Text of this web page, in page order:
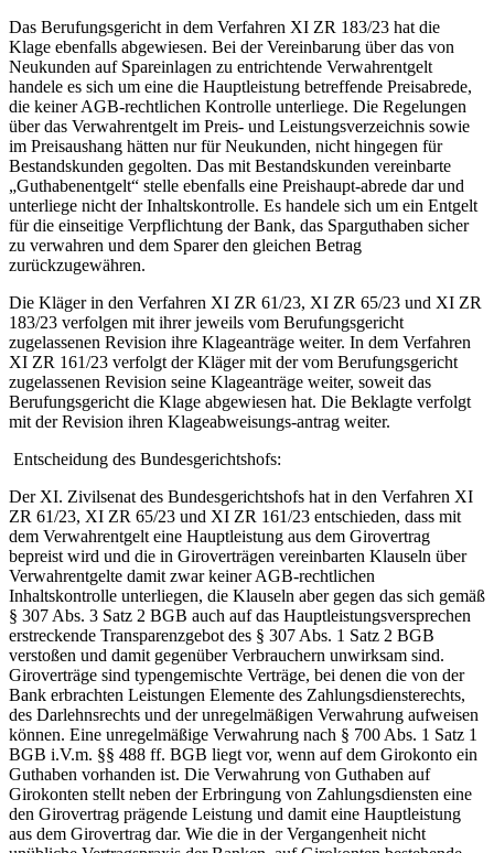
Das Berufungsgericht in dem Verfahren XI ZR 183/23 hat die
Klage ebenfalls abgewiesen. Bei der Vereinbarung über das von
Neukunden auf Spareinlagen zu entrichtende Verwahrentgelt
handele es sich um eine die Hauptleistung betreffende Preisabrede,
die keiner AGB-rechtlichen Kontrolle unterliege. Die Regelungen
über das Verwahrentgelt im Preis- und Leistungsverzeichnis sowie
im Preisaushang hätten nur für Neukunden, nicht hingegen für
Bestandskunden gegolten. Das mit Bestandskunden vereinbarte
„Guthabenentgelt“ stelle ebenfalls eine Preishaupt-abrede dar und
unterliege nicht der Inhaltskontrolle. Es handele sich um ein Entgelt
für die einseitige Verpflichtung der Bank, das Sparguthaben sicher
zu verwahren und dem Sparer den gleichen Betrag
zurückzugewähren.
Die Kläger in den Verfahren XI ZR 61/23, XI ZR 65/23 und XI ZR
183/23 verfolgen mit ihrer jeweils vom Berufungsgericht
zugelassenen Revision ihre Klageanträge weiter. In dem Verfahren
XI ZR 161/23 verfolgt der Kläger mit der vom Berufungsgericht
zugelassenen Revision seine Klageanträge weiter, soweit das
Berufungsgericht die Klage abgewiesen hat. Die Beklagte verfolgt
mit der Revision ihren Klageabweisungs-antrag weiter.
Entscheidung des Bundesgerichtshofs:
Der XI. Zivilsenat des Bundesgerichtshofs hat in den Verfahren XI
ZR 61/23, XI ZR 65/23 und XI ZR 161/23 entschieden, dass mit
dem Verwahrentgelt eine Hauptleistung aus dem Girovertrag
bepreist wird und die in Giroverträgen vereinbarten Klauseln über
Verwahrentgelte damit zwar keiner AGB-rechtlichen
Inhaltskontrolle unterliegen, die Klauseln aber gegen das sich gemäß
§ 307 Abs. 3 Satz 2 BGB auch auf das Hauptleistungsversprechen
erstreckende Transparenzgebot des § 307 Abs. 1 Satz 2 BGB
verstoßen und damit gegenüber Verbrauchern unwirksam sind.
Giroverträge sind typengemischte Verträge, bei denen die von der
Bank erbrachten Leistungen Elemente des Zahlungsdiensterechts,
des Darlehnsrechts und der unregelmäßigen Verwahrung aufweisen
können. Eine unregelmäßige Verwahrung nach § 700 Abs. 1 Satz 1
BGB i.V.m. §§ 488 ff. BGB liegt vor, wenn auf dem Girokonto ein
Guthaben vorhanden ist. Die Verwahrung von Guthaben auf
Girokonten stellt neben der Erbringung von Zahlungsdiensten eine
den Girovertrag prägende Leistung und damit eine Hauptleistung
aus dem Girovertrag dar. Wie die in der Vergangenheit nicht